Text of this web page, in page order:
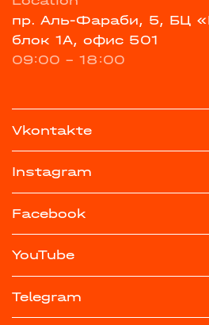
пр. Аль-Фараби, 5, БЦ
блок 1А, офис 501
09:00 - 18:00
Vkontakte
Instagram
Facebook
YouTube
Telegram